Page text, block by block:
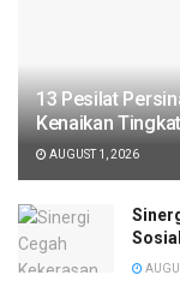
13 Pesilat
Kenaikan
AUGUST 1, 2026